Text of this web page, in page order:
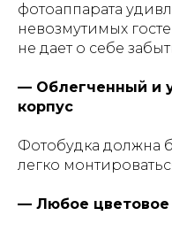
фотоаппарата
невозмутимых
не дает о себе
— Облегченный и
корпус
Фотобудка должна
легко
— Любое